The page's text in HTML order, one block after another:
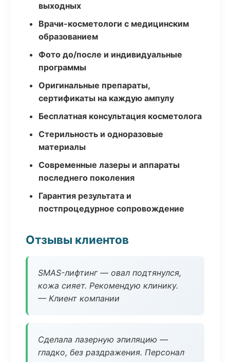
выходных
Врачи-косметологи с медицинским
образованием
Фото до/после и индивидуальные
программы
Оригинальные препараты,
сертификаты на каждую ампулу
Бесплатная консультация косметолога
Стерильность и одноразовые
материалы
Современные лазеры и аппараты
последнего поколения
Гарантия результата и
постпроцедурное сопровождение
Отзывы клиентов
SMAS-лифтинг — овал подтянулся,
кожа сияет. Рекомендую клинику.
— Клиент компании
Сделала лазерную эпиляцию —
гладко, без раздражения. Персонал